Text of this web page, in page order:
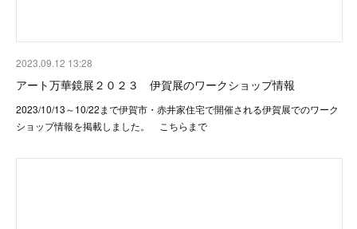
2023.09.12 13:28
アート万華鏡展２０２３ 伊賀展のワークショップ情報
2023/10/13～10/22まで伊賀市・赤井家住宅で開催される伊賀展でのワーク
ショップ情報を掲載しました。 こちらまで